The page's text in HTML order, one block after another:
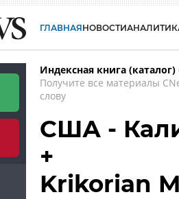
ГЛАВНАЯНОВОСТИ
Индексная книга (каталог)
Получите все материалы
слову
США -
+
Krikorian